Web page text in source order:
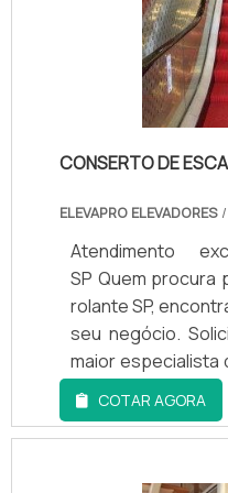
somado a uma
proativos e
qualidade,
excelência de
informações
sem
pode fazer com
CONSERTO DE
ELEVAPRO ELEVADORES
Atendimento
SP Quem
rolante SP,
seu negócio.
maior especialista
a melhor em
benefício.MAIS
SOBRE
COTAR AGORA